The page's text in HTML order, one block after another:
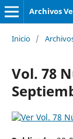
Archivos
Inicio /
Vol. 78